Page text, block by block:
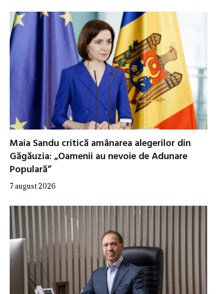
Maia Sandu critică amânarea alegerilor din
Găgăuzia: „Oamenii au nevoie de Adunare
Populară”
7 august 2026